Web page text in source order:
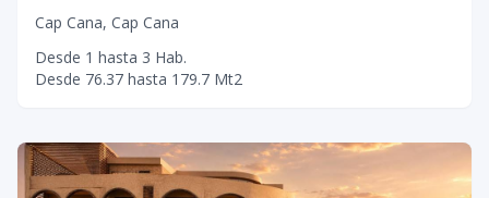
Cap Cana, Cap Cana
Desde 1 hasta 3 Hab.
Desde 76.37 hasta 179.7 Mt2